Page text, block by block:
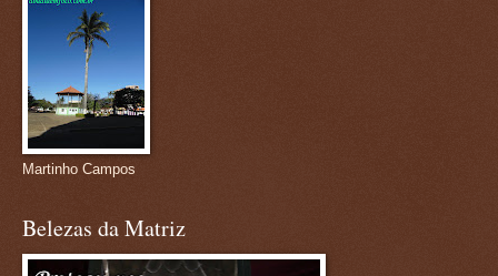
Martinho Campos
Belezas da Matriz